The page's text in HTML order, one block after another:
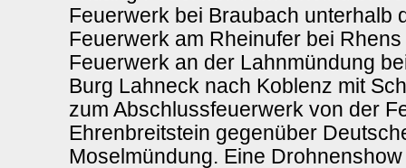
Feuerwerk bei Braubach unterhalb
Feuerwerk am Rheinufer bei
Feuerwerk an der Lahnmündung
Burg Lahneck nach Koblenz mit
zum Abschlussfeuerwerk von der
Ehrenbreitstein gegenüber
Moselmündung. Eine